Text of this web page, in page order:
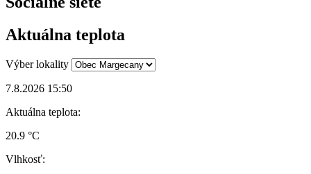
Aktuálna teplota
Výber lokality
7.8.2026 15:50
Aktuálna teplota:
20.9 °C
Vlhkosť: